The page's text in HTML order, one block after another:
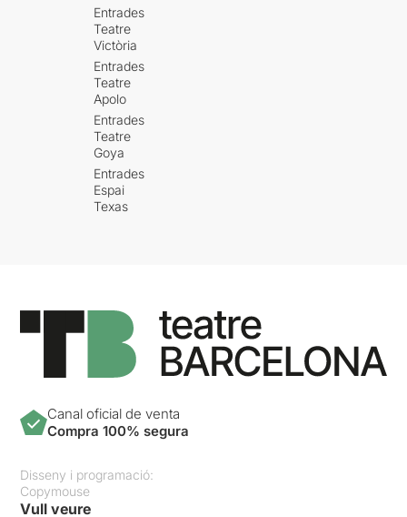
Entrades
Teatre
Victòria
Entrades
Teatre
Apolo
Entrades
Teatre
Goya
Entrades
Espai
Texas
Canal oficial de venta
Compra 100% segura
Disseny i programació:
Copymouse
Vull veure